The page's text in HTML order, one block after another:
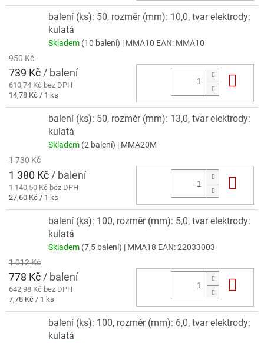
balení (ks): 50, rozměr (mm): 10,0, tvar elektrody:
kulatá
Skladem (10 balení) | MMA10 EAN: MMA10
950 Kč
739 Kč/ balení
610,74 Kč bez DPH
Měrná
14,78 Kč / 1 ks
balení (ks): 50, rozměr (mm): 13,0, tvar elektrody:
kulatá
Skladem (2 balení) | MMA20M
1 730 Kč
1 380 Kč / balení
1 140,50 Kč bez DPH
Měrná
27,60 Kč / 1 ks
balení (ks): 100, rozměr (mm): 5,0, tvar elektrody:
kulatá
Skladem (7,5 balení) | MMA18 EAN:22033003
1 012 Kč
778 Kč/ balení
642,98 Kč bez DPH
Měrná
7,78 Kč / 1 ks
balení (ks): 100, rozměr (mm): 6,0, tvar elektrody:
kulatá